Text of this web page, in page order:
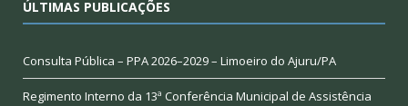
ÚLTIMAS PUBLICAÇÕES
Consulta Pública – PPA 2026–2029 – Limoeiro do Ajuru/PA
Regimento Interno da 13ª Conferência Municipal de Assistência